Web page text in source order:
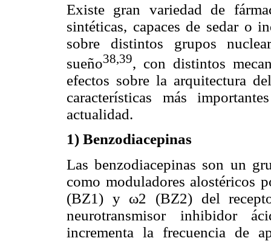
Existe gran variedad de
sintéticas, capaces de sedar o
sobre distintos grupos
sueño38,39, con distintos
efectos sobre la arquitectura
características más
actualidad.
1) Benzodiacepinas
Las benzodiacepinas son un
como moduladores alostéricos
(BZ1) y ω2 (BZ2) del
neurotransmisor inhibidor
incrementa la frecuencia de